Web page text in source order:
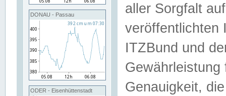
DONAU - Passau
ODER - Eisenhüttenstadt
aller Sorgfalt
veröffentlichten
ITZBund und
Genauigkeit,